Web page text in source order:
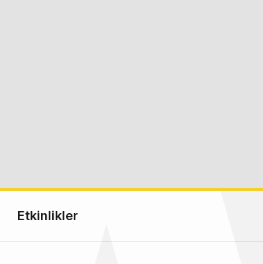
Etkinlikler